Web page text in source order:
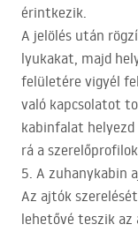
érintkezik.
A jelölés után
lyukakat, majd
felületére vigyél
való kapcsolatot
kabinfalat
rá a
5. A zuhanykabin
Az ajtók
lehetővé teszik